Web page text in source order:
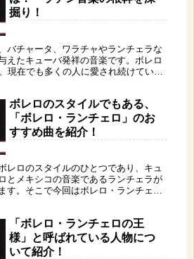
掘り！
バチャータ、ワラチャやランチェラな
えたキューバ発祥の音楽です。ボレロ
現在でも多くの人に愛され続けている
ボレロのスタイルでもある、
「ボレロ・ランチェロ」のお
すすめ曲を紹介！
レロのスタイルのひとつであり、キュ
とメキシコの音楽であるランチェラが
す。そこで今回はボレロ・ランチェロ
「ボレロ・ランチェロの王
様」と呼ばれている人物につ
いて紹介！